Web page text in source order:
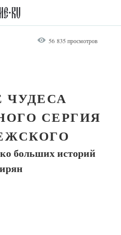
56 835 просмотров
СЕРГИЯ
больших историй